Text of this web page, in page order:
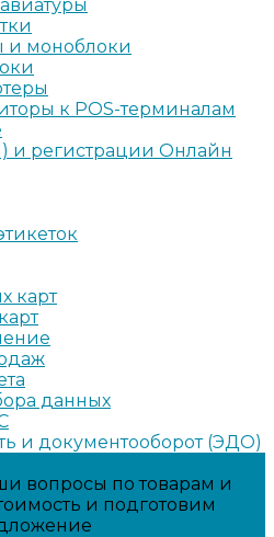
и моноблоки
к POS-терминалам
и регистрации Онлайн
карт
данных
и документооборот (ЭДО)
вопросы по товарам и
и подготовим